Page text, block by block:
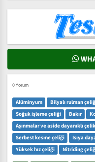
0 Yorum
Alüminyum Bilyalı rulman
Soğuk işleme çeliği
Bakır
Aşınmalar ve aside dayanıklı
Serbest kesme çeliği
Isıya
Yüksek hız çeliği
Nitriding